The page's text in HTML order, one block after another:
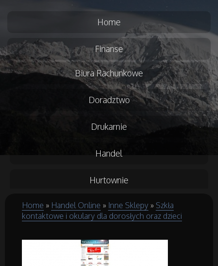
Home
Finanse
Biura Rachunkowe
Doradztwo
Drukarnie
Handel
Hurtownie
Kredyty, Leasing
Ubezpieczenia
Home » Handel Online » Inne Sklepy » Szkła
kontaktowe i okulary dla dorosłych oraz dzieci